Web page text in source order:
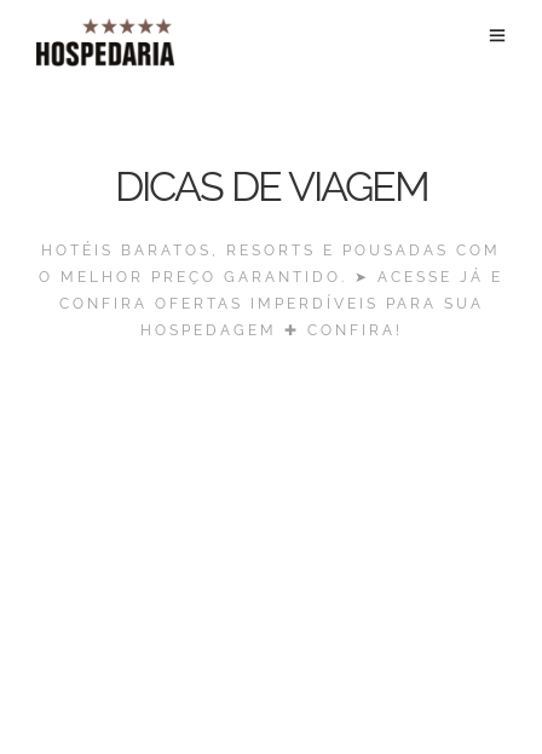
DICAS DE VIAGEM
HOTÉIS BARATOS, RESORTS E POUSADAS COM
O MELHOR PREÇO GARANTIDO. ➤ ACESSE JÁ E
CONFIRA OFERTAS IMPERDÍVEIS PARA SUA
HOSPEDAGEM ✚ CONFIRA!